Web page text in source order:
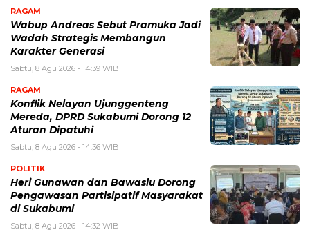
RAGAM
Wabup Andreas Sebut Pramuka Jadi
Wadah Strategis Membangun
Karakter Generasi ‎
Sabtu, 8 Agu 2026 - 14:39 WIB
RAGAM
Konflik Nelayan Ujunggenteng
Mereda, DPRD Sukabumi Dorong 12
Aturan Dipatuhi
Sabtu, 8 Agu 2026 - 14:36 WIB
POLITIK
Heri Gunawan dan Bawaslu Dorong
Pengawasan Partisipatif Masyarakat
di Sukabumi
Sabtu, 8 Agu 2026 - 14:32 WIB